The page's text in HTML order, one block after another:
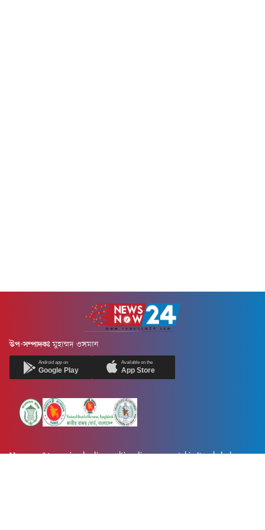
উপ-সম্পাদকঃ মুহাম্মদ ওসমান
Android app on
Google Play
Available on the
App Store
Newsnow24.com is a leading multimedia news portal in Bangladesh.